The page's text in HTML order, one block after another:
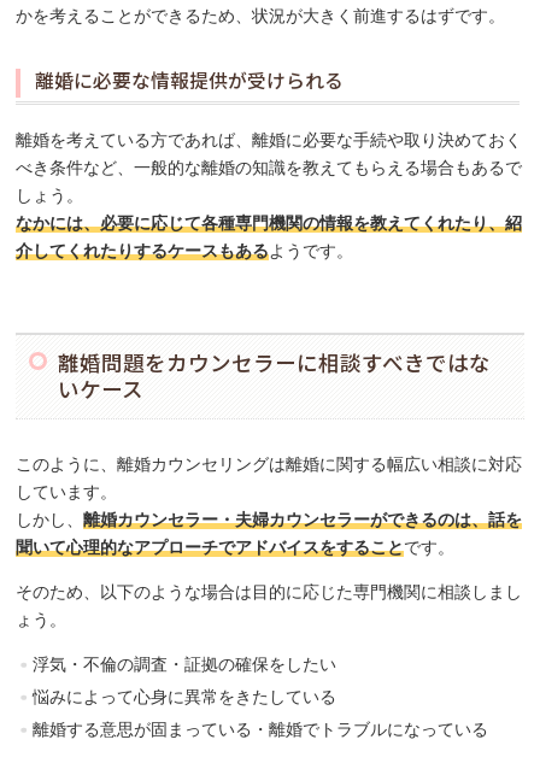
かを考えることができるため、状況が大きく前進するはずです。
離婚に必要な情報提供が受けられる
離婚を考えている方であれば、離婚に必要な手続や取り決めておく
べき条件など、一般的な離婚の知識を教えてもらえる場合もあるで
しょう。
なかには、必要に応じて各種専門機関の情報を教えてくれたり、紹
介してくれたりするケースもあるようです。
離婚問題をカウンセラーに相談すべきではな
いケース
このように、離婚カウンセリングは離婚に関する幅広い相談に対応
しています。
しかし、離婚カウンセラー・夫婦カウンセラーができるのは、話を
聞いて心理的なアプローチでアドバイスをすることです。
そのため、以下のような場合は目的に応じた専門機関に相談しまし
ょう。
浮気・不倫の調査・証拠の確保をしたい
悩みによって心身に異常をきたしている
離婚する意思が固まっている・離婚でトラブルになっている